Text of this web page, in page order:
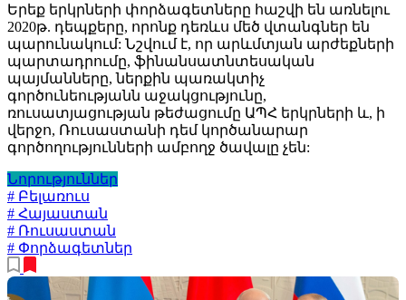
Երեք երկրների փորձագետները հաշվի են առնելու
2020թ. դեպքերը, որոնք դեռևս մեծ վտանգներ են
պարունակում: Նշվում է, որ արևմտյան արժեքների
պարտադրումը, ֆինանսատնտեսական
պայմանները, ներքին պառակտիչ
գործունեությանն աջակցությունը,
ռուսատյացության թեժացումը ԱՊՀ երկրների և, ի
վերջո, Ռուսաստանի դեմ կործանարար
գործողությունների ամբողջ ծավալը չեն:
Նորություններ
# Բելառուս
# Հայաստան
# Ռուսաստան
# Փորձագետներ